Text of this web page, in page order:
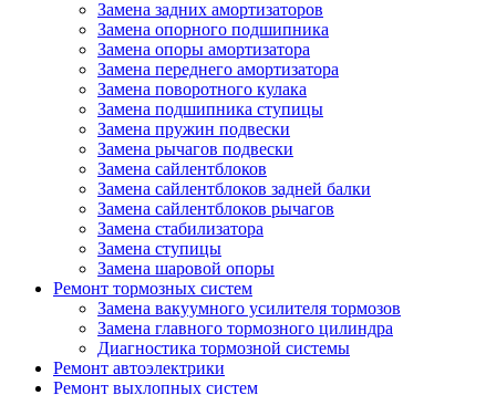
Замена задних амортизаторов
Замена опорного подшипника
Замена опоры амортизатора
Замена переднего амортизатора
Замена поворотного кулака
Замена подшипника ступицы
Замена пружин подвески
Замена рычагов подвески
Замена сайлентблоков
Замена сайлентблоков задней балки
Замена сайлентблоков рычагов
Замена стабилизатора
Замена ступицы
Замена шаровой опоры
Ремонт тормозных систем
Замена вакуумного усилителя тормозов
Замена главного тормозного цилиндра
Диагностика тормозной системы
Ремонт автоэлектрики
Ремонт выхлопных систем